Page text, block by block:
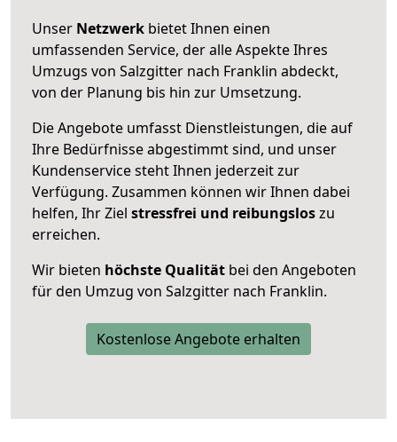
Unser Netzwerk bietet Ihnen einen
umfassenden Service, der alle Aspekte Ihres
Umzugs von Salzgitter nach Franklin abdeckt,
von der Planung bis hin zur Umsetzung.
Die Angebote umfasst Dienstleistungen, die auf
Ihre Bedürfnisse abgestimmt sind, und unser
Kundenservice steht Ihnen jederzeit zur
Verfügung. Zusammen können wir Ihnen dabei
helfen, Ihr Ziel stressfrei und reibungsloszu
erreichen.
Wir bieten höchste Qualität bei den Angeboten
für den Umzug von Salzgitter nach Franklin.
Kostenlose Angebote erhalten